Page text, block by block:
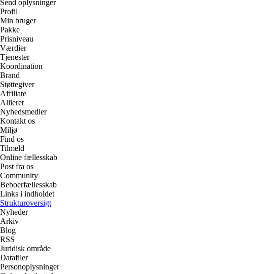
Send oplysninger
Profil
Min bruger
Pakke
Prisniveau
Værdier
Tjenester
Koordination
Brand
Støttegiver
Affiliate
Allieret
Nyhedsmedier
Kontakt os
Miljø
Find os
Tilmeld
Online fællesskab
Post fra os
Community
Beboerfællesskab
Links i indholdet
Strukturoversigt
Nyheder
Arkiv
Blog
RSS
Juridisk område
Datafiler
Personoplysninger